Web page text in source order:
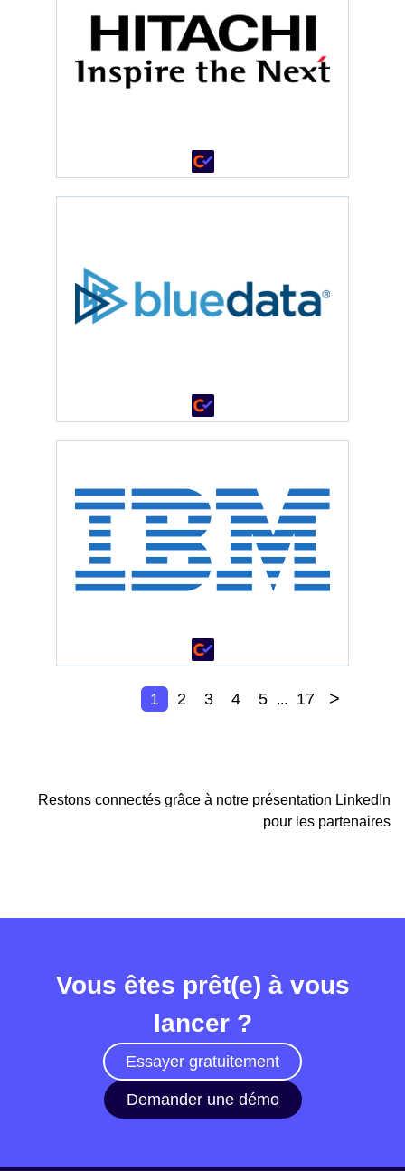
1 2 3 4 5 ... 17 >
Restons connectés grâce à notre présentation LinkedIn
pour les partenaires
Vous êtes prêt(e) à vous
lancer ?
Essayer gratuitement
Demander une démo